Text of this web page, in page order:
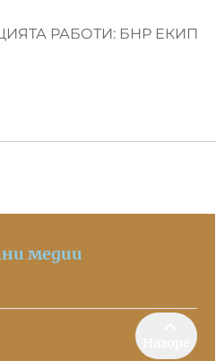
РАБОТИ: БНР ЕКИП
медии